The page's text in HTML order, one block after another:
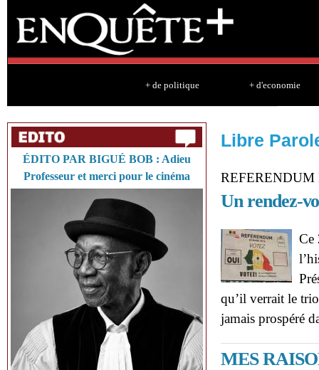
+ de politique + d'economie
ÉDITO PAR BIGUÉ BOB : Adieu
Professeur et merci pour le cinéma
Libre
REFERENDUM
Un rendez-
Ce
qu’il verrait le
jamais prospéré
MES